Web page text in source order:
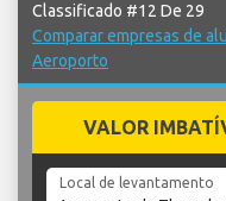
Classificado #12 De 29
Comparar empresas de
Aeroporto
VALOR
Local de levantamento